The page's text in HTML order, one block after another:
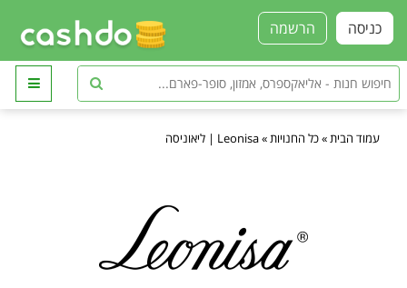
הרשמה כניסה
עמוד הבית »כל החנויות »Leonisa | ליאוניסה